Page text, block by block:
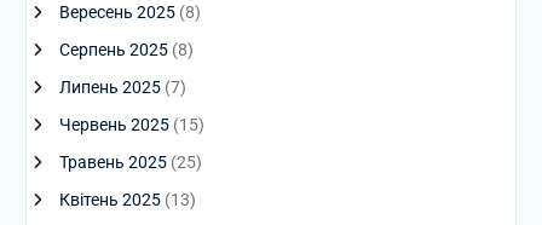
Вересень 2025(8)
Серпень 2025(8)
Липень 2025(7)
Червень 2025(15)
Травень 2025(25)
Квітень 2025(13)